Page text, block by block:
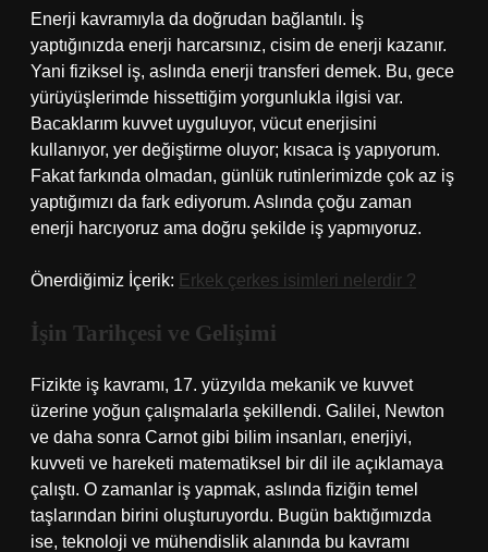
Enerji kavramıyla da doğrudan bağlantılı. İş
yaptığınızda enerji harcarsınız, cisim de enerji kazanır.
Yani fiziksel iş, aslında enerji transferi demek. Bu, gece
yürüyüşlerimde hissettiğim yorgunlukla ilgisi var.
Bacaklarım kuvvet uyguluyor, vücut enerjisini
kullanıyor, yer değiştirme oluyor; kısaca iş yapıyorum.
Fakat farkında olmadan, günlük rutinlerimizde çok az iş
yaptığımızı da fark ediyorum. Aslında çoğu zaman
enerji harcıyoruz ama doğru şekilde iş yapmıyoruz.
Önerdiğimiz İçerik: Erkek çerkes isimleri nelerdir ?
İşin Tarihçesi ve Gelişimi
Fizikte iş kavramı, 17. yüzyılda mekanik ve kuvvet
üzerine yoğun çalışmalarla şekillendi. Galilei, Newton
ve daha sonra Carnot gibi bilim insanları, enerjiyi,
kuvveti ve hareketi matematiksel bir dil ile açıklamaya
çalıştı. O zamanlar iş yapmak, aslında fiziğin temel
taşlarından birini oluşturuyordu. Bugün baktığımızda
ise, teknoloji ve mühendislik alanında bu kavramı